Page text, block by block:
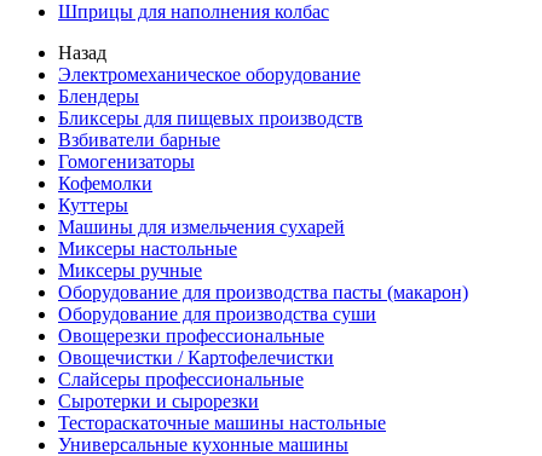
Шприцы для наполнения колбас
Назад
Электромеханическое оборудование
Блендеры
Бликсеры для пищевых производств
Взбиватели барные
Гомогенизаторы
Кофемолки
Куттеры
Машины для измельчения сухарей
Миксеры настольные
Миксеры ручные
Оборудование для производства пасты (макарон)
Оборудование для производства суши
Овощерезки профессиональные
Овощечистки / Картофелечистки
Слайсеры профессиональные
Сыротерки и сырорезки
Тестораскаточные машины настольные
Универсальные кухонные машины